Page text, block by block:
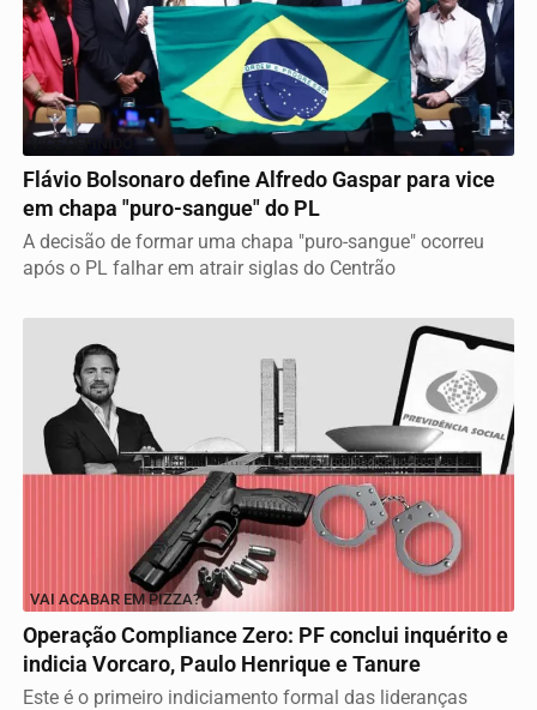
VICE DEFINIDO
Flávio Bolsonaro define Alfredo Gaspar para vice
em chapa "puro-sangue" do PL
A decisão de formar uma chapa "puro-sangue" ocorreu
após o PL falhar em atrair siglas do Centrão
VAI ACABAR EM PIZZA?
Operação Compliance Zero: PF conclui inquérito e
indicia Vorcaro, Paulo Henrique e Tanure
Este é o primeiro indiciamento formal das lideranças